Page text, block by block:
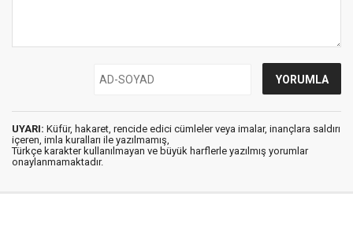
UYARI: Küfür, hakaret, rencide edici cümleler veya imalar, inançlara saldırı
içeren, imla kuralları ile yazılmamış,
Türkçe karakter kullanılmayan ve büyük harflerle yazılmış yorumlar
onaylanmamaktadır.